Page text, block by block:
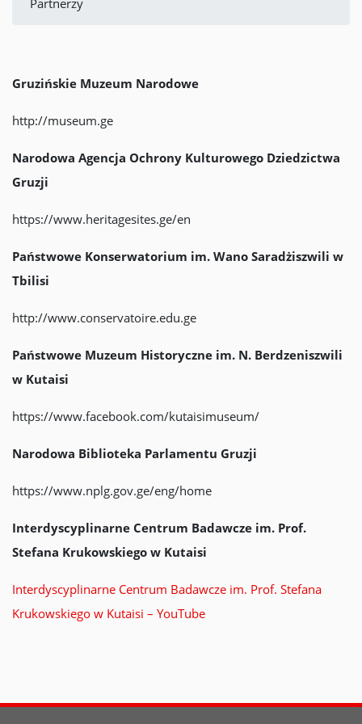
Partnerzy
Gruzińskie Muzeum Narodowe
http://museum.ge
Narodowa Agencja Ochrony Kulturowego Dziedzictwa
Gruzji
https://www.heritagesites.ge/en
Państwowe Konserwatorium im. Wano Saradżiszwili w
Tbilisi
http://www.conservatoire.edu.ge
Państwowe Muzeum Historyczne im. N. Berdzeniszwili
w Kutaisi
https://www.facebook.com/kutaisimuseum/
Narodowa Biblioteka Parlamentu Gruzji
https://www.nplg.gov.ge/eng/home
Interdyscyplinarne Centrum Badawcze im. Prof.
Stefana Krukowskiego w Kutaisi
Interdyscyplinarne Centrum Badawcze im. Prof. Stefana
Krukowskiego w Kutaisi – YouTube